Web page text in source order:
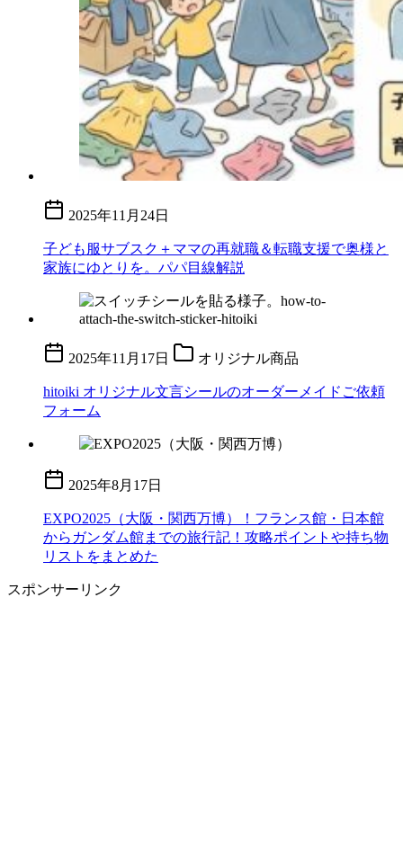
2025年11月24日
子ども服サブスク＋ママの再就職＆転職支援で奥様と
家族にゆとりを。パパ目線解説
2025年11月17日 オリジナル商品
hitoiki オリジナル文言シールのオーダーメイドご依頼
フォーム
2025年8月17日
EXPO2025（大阪・関西万博）！フランス館・日本館
からガンダム館までの旅行記！攻略ポイントや持ち物
リストをまとめた
スポンサーリンク